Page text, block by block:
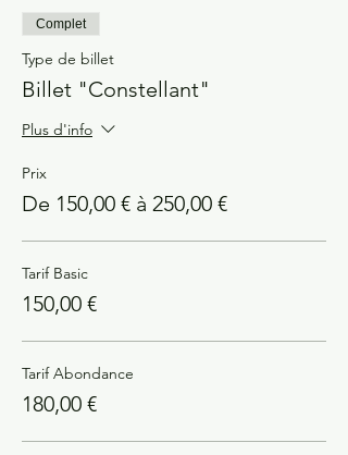
Complet
Type de billet
Billet "Constellant"
Plus d'info
Prix
De 150,00 € à 250,00 €
Tarif Basic
150,00 €
Tarif Abondance
180,00 €